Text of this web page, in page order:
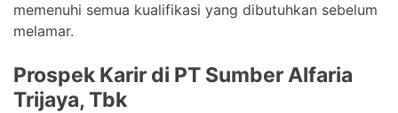
memenuhi semua kualifikasi yang dibutuhkan sebelum
melamar.
Prospek Karir di PT Sumber Alfaria
Trijaya, Tbk